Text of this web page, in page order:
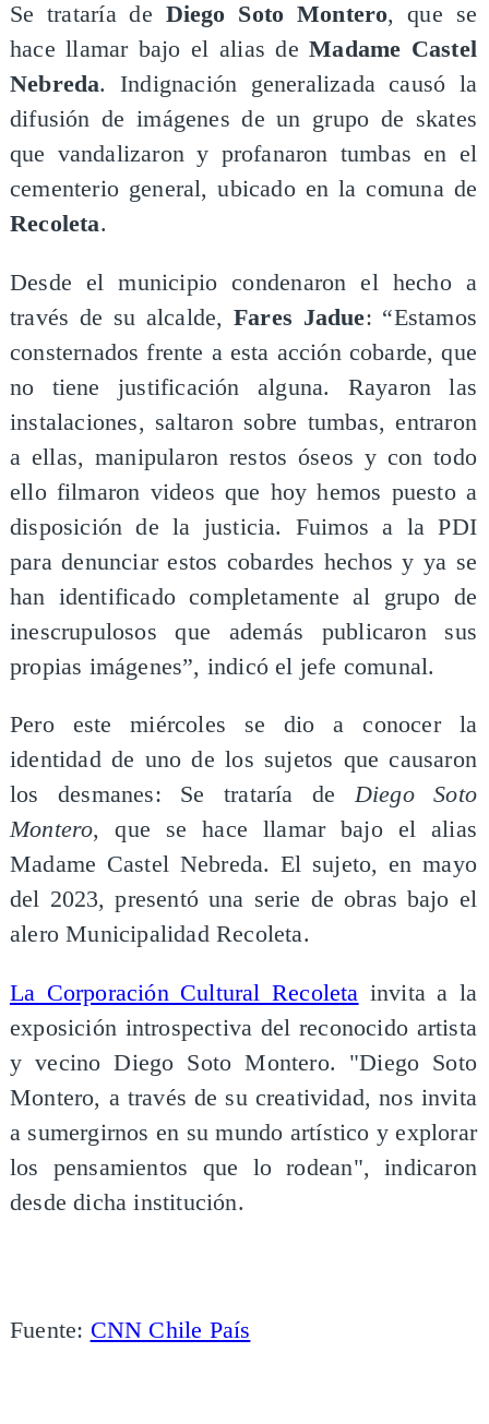
Se trataría de Diego Soto Montero, que se
hace llamar bajo el alias deMadame Castel
Nebreda. Indignación generalizada causó la
difusión de imágenes de un grupo de skates
que vandalizaron y profanaron tumbas en el
cementerio general, ubicado en la comuna de
Recoleta.
Desde el municipio condenaron el hecho a
través de su alcalde, Fares Jadue: “Estamos
consternados frente a esta acción cobarde, que
no tiene justificación alguna. Rayaron las
instalaciones, saltaron sobre tumbas, entraron
a ellas, manipularon restos óseos y con todo
ello filmaron videos que hoy hemos puesto a
disposición de la justicia. Fuimos a la PDI
para denunciar estos cobardes hechos y ya se
han identificado completamente al grupo de
inescrupulosos que además publicaron sus
propias imágenes”, indicó el jefe comunal.
Pero este miércoles se dio a conocer la
identidad de uno de los sujetos que causaron
los desmanes: Se trataría deDiego Soto
Montero, que se hace llamar bajo el alias
Madame Castel Nebreda. El sujeto, en mayo
del 2023, presentó una serie de obras bajo el
alero Municipalidad Recoleta.
La Corporación Cultural Recoleta invita a la
exposición introspectiva del reconocido artista
y vecino Diego Soto Montero. "Diego Soto
Montero, a través de su creatividad, nos invita
a sumergirnos en su mundo artístico y explorar
los pensamientos que lo rodean", indicaron
desde dicha institución.
Fuente: CNN Chile País